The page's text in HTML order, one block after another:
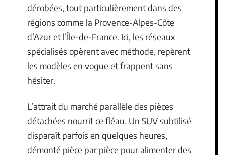
dérobées, tout particulièrement dans des
régions comme la Provence-Alpes-Côte
d’Azur et l’Île-de-France. Ici, les réseaux
spécialisés opèrent avec méthode, repèrent
les modèles en vogue et frappent sans
hésiter.
L’attrait du marché parallèle des pièces
détachées nourrit ce fléau. Un SUV subtilisé
disparaît parfois en quelques heures,
démonté pièce par pièce pour alimenter des